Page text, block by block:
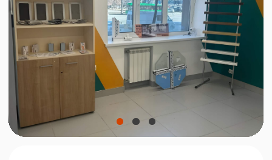
Объекты остекления
Окна
Остекление домов и коттеджей
Двери
Алюминиевые конструкции
Безрамное остекление
Портальное остекление